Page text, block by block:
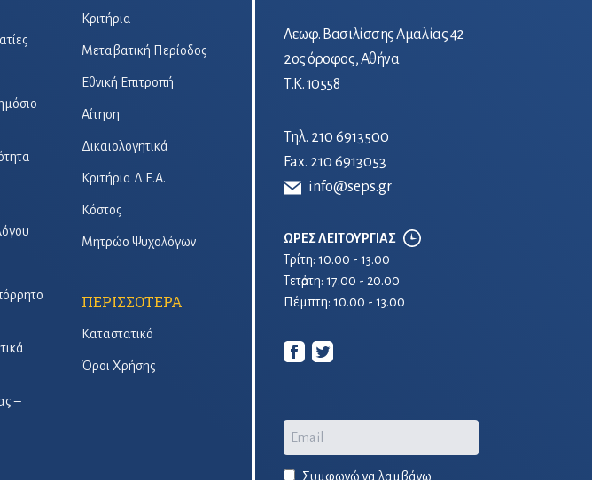
Λεωφ. Βασιλίσσης Αμαλίας 42
2ος όροφος, Αθήνα
Τ.Κ. 10558
Τηλ. 210 6913500
Fax. 210 6913053
info@seps.gr
ΩΡΕΣ ΛΕΙΤΟΥΡΓΙΑΣ
Τρίτη: 10.00 - 13.00
Τετἀρτη: 17.00 - 20.00
Πέμπτη: 10.00 - 13.00
Email
Συμφωνώ να λαμβάνω
–
Κριτήρια
Μεταβατική Περίοδος
Εθνική Επιτροπή
Αίτηση
Δικαιολογητικά
Κριτήρια Δ.Ε.Α.
Κόστος
Μητρώο Ψυχολόγων
ΠΕΡΙΣΣΟΤΕΡΑ
Καταστατικό
Όροι Χρήσης